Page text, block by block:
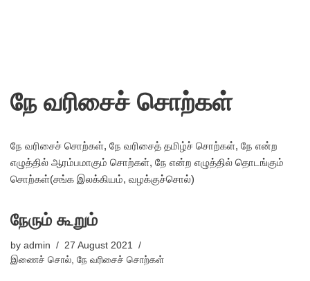
நே வரிசைச் சொற்கள்
நே வரிசைச் சொற்கள், நே வரிசைத் தமிழ்ச் சொற்கள், நே என்ற
எழுத்தில் ஆரம்பமாகும் சொற்கள், நே என்ற எழுத்தில் தொடங்கும்
சொற்கள்(சங்க இலக்கியம், வழக்குச்சொல்)
நேரும் கூறும்
by admin
27 August 2021
இணைச் சொல், நே வரிசைச் சொற்கள்